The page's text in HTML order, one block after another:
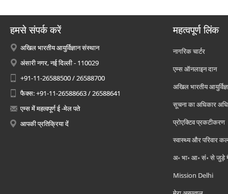
हमसे संपर्क करें
अखिल भारतीय आयुर्विज्ञान संस्थान
अंसारी नगर, नई दिल्ली - 110029
+91-11-26588500 / 26588700
फैक्स: +91-11-26588663 / 26588641
एम्स में महत्वपूर्ण ई -मेल पते
आपकी प्रतिक्रिया दें
महत्वपूर्ण लिंक
नागरिक चार्टर
एम्स ऑनलाइन दान
अखिल भारतीय
सूचना का अधिकार
प्रोएक्टिव प्रकटीकरण
स्वास्थ्य और परिवार
अ॰ भा॰ आ॰ सं॰ से जुड़े
Mission Delhi